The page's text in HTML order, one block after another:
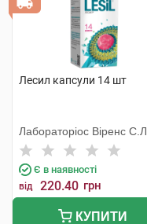
Лесил капсули 14 шт
Лабораторіос Віренс С.Л.
Є в наявності
від 220.40 грн
КУПИТИ